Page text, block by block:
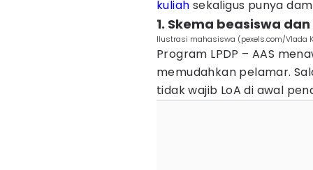
kuliah sekaligus punya
1. Skema beasiswa
Ilustrasi mahasiswa (pexels.com/Vlada
Program LPDP – AAS
memudahkan pelamar.
tidak wajib LoA di awal